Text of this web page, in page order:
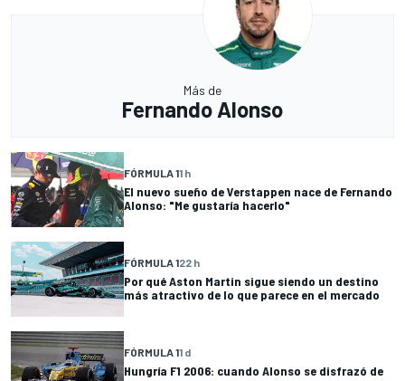
Más de
Fernando Alonso
FÓRMULA 11 h
El nuevo sueño de Verstappen nace de Fernando
Alonso: "Me gustaría hacerlo"
FÓRMULA 122 h
Por qué Aston Martin sigue siendo un destino
más atractivo de lo que parece en el mercado
FÓRMULA 11 d
Hungría F1 2006: cuando Alonso se disfrazó de